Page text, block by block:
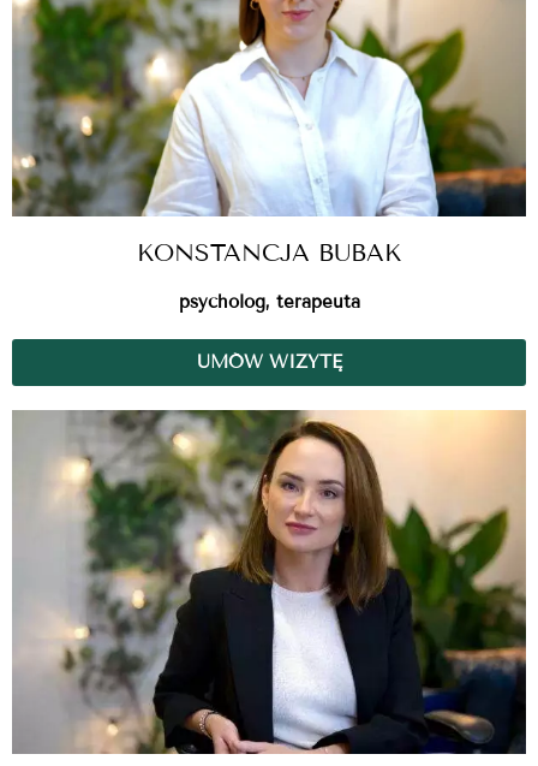
KONSTANCJA BUBAK
psycholog, terapeuta
UMÓW WIZYTĘ